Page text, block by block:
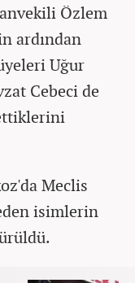
Özlem
ardından
Uğur
Cebeci de
Meclis
isimlerin